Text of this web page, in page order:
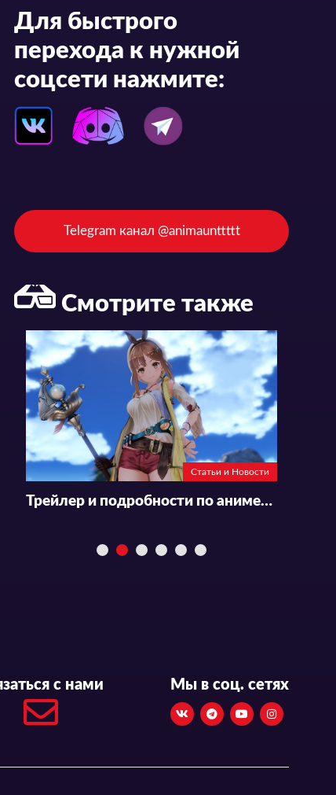
Для быстрого
перехода к нужной
соцсети нажмите:
Telegram канал @animaunttttt
Смотрите также
Статьи и Новости
Трейлер и подробности по аниме-сериалу «Ryza no Atelier: Tokoyami no Joou to Himitsu no Kakurega»
с нами Мы в соц. сетях